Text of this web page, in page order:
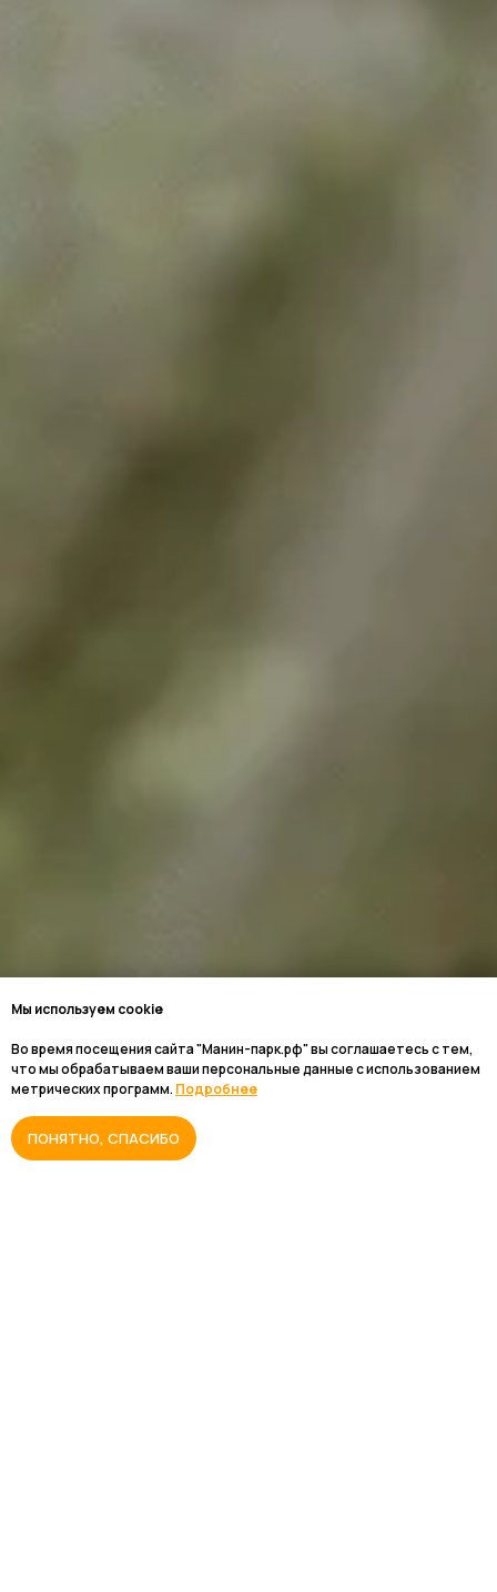
Мы используем cookie
Во время посещения сайта "Манин-парк.рф" вы соглашаетесь с тем,
что мы обрабатываем ваши персональные данные с использованием
метрических программ. Подробнее
ПОНЯТНО, СПАСИБО